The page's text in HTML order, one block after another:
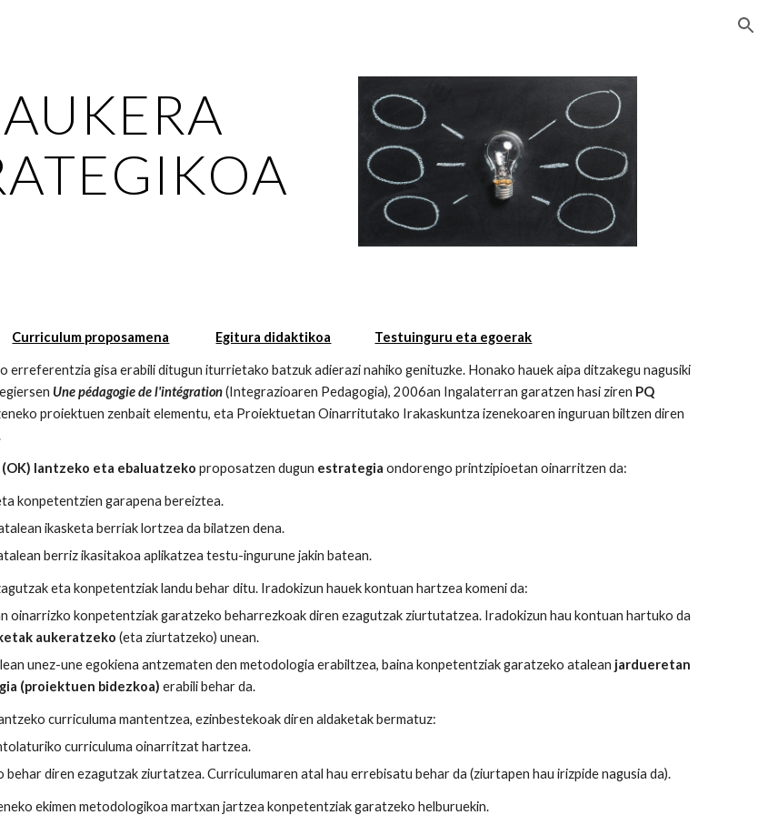
Curriculum proposamena Egitura didaktikoa Testuinguru eta egoerak
erreferentzia gisa erabili ditugun iturrietako batzuk adierazi nahiko genituzke. Honako hauek aipa ditzakegu nagusiki
Une pédagogie de l'intégration(Integrazioaren Pedagogia), 2006an Ingalaterran garatzen hasi ziren PQ
proiektuen zenbait elementu, eta Proiektuetan Oinarritutako Irakaskuntza izenekoaren inguruan biltzen diren
lantzeko eta ebaluatzeko proposatzen dugun estrategia ondorengo printzipioetan oinarritzen da:
konpetentzien garapena bereiztea.
ikasketa berriak lortzea da bilatzen dena.
berriz ikasitakoa aplikatzea testu-ingurune jakin batean.
eta konpetentziak landu behar ditu. Iradokizun hauek kontuan hartzea komeni da:
oinarrizko konpetentziak garatzeko beharrezkoak diren ezagutzak ziurtutatzea. Iradokizun hau kontuan hartuko da
aukeratzeko (eta ziurtatzeko) unean.
unez-une egokiena antzematen den metodologia erabiltzea, baina konpetentziak garatzeko atalean jardueretan
(proiektuen bidezkoa)erabili behar da.
curriculuma mantentzea, ezinbestekoak diren aldaketak bermatuz:
curriculuma oinarritzat hartzea.
diren ezagutzak ziurtatzea. Curriculumaren atal hau errebisatu behar da (ziurtapen hau irizpide nagusia da).
ekimen metodologikoa martxan jartzea konpetentziak garatzeko helburuekin.